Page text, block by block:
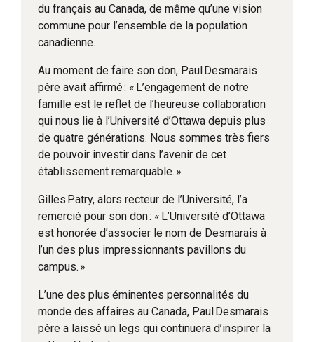
du français au Canada, de même qu’une vision
commune pour l’ensemble de la population
canadienne.
Au moment de faire son don, Paul Desmarais
père avait affirmé : « L’engagement de notre
famille est le reflet de l’heureuse collaboration
qui nous lie à l’Université d’Ottawa depuis plus
de quatre générations. Nous sommes très fiers
de pouvoir investir dans l’avenir de cet
établissement remarquable. »
Gilles Patry, alors recteur de l’Université, l’a
remercié pour son don : « L’Université d’Ottawa
est honorée d’associer le nom de Desmarais à
l’un des plus impressionnants pavillons du
campus. »
L’une des plus éminentes personnalités du
monde des affaires au Canada, Paul Desmarais
père a laissé un legs qui continuera d’inspirer la